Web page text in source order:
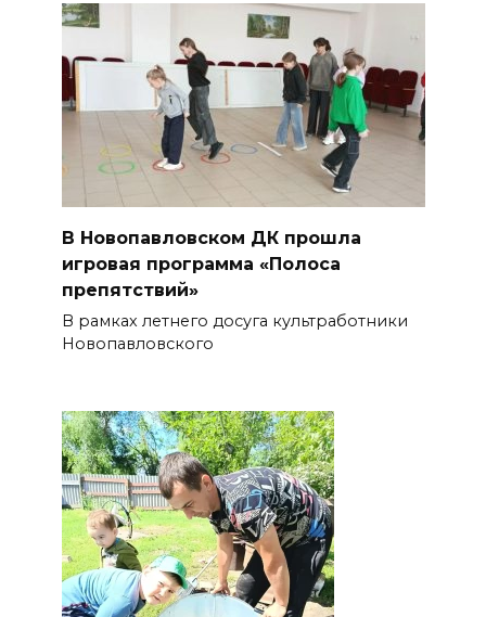
В Новопавловском ДК прошла
игровая программа «Полоса
препятствий»
В рамках летнего досуга культработники
Новопавловского